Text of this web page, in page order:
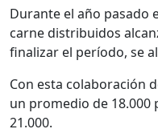
Durante el año pasado
carne distribuidos
finalizar el período, se
Con esta colaboración
un promedio de 18.000
21.000.